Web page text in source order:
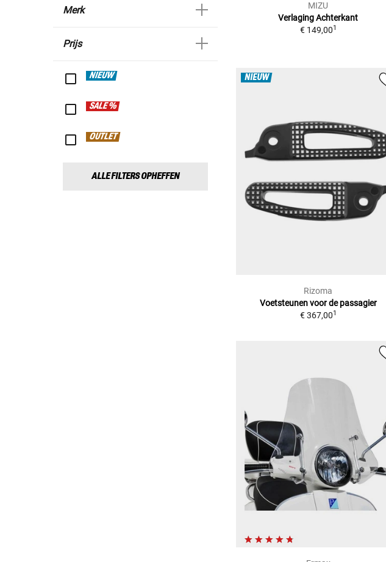
Merk
Prijs
NIEUW
SALE %
OUTLET
ALLE FILTERS OPHEFFEN
MIZU
Verlaging Achterkant
€ 149,001
NIEUW
Rizoma
Voetsteunen voor de passagier
€ 367,001